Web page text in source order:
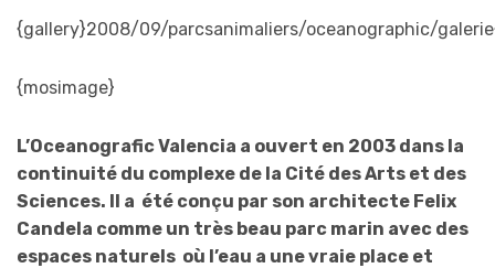
{gallery}2008/09/parcsanimaliers/oceanographic/
{mosimage}
L’Oceanografic Valencia a ouvert en 2003 dans la
continuité du complexe de la Cité des Arts et des
Sciences. Il a été conçu par son architecte Felix
Candela comme un très beau parc marin avec des
espaces naturels où l’eau a une vraie place et